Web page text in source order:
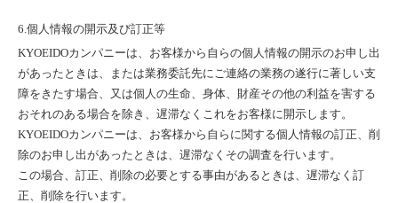
6.個人情報の開示及び訂正等
KYOEIDOカンパニーは、お客様から自らの個人情報の開示のお申し出
があったときは、または業務委託先にご連絡の業務の遂行に著しい支
障をきたす場合、又は個人の生命、身体、財産その他の利益を害する
おそれのある場合を除き、遅滞なくこれをお客様に開示します。
KYOEIDOカンパニーは、お客様から自らに関する個人情報の訂正、削
除のお申し出があったときは、遅滞なくその調査を行います。
この場合、訂正、削除の必要とする事由があるときは、遅滞なく訂
正、削除を行います。